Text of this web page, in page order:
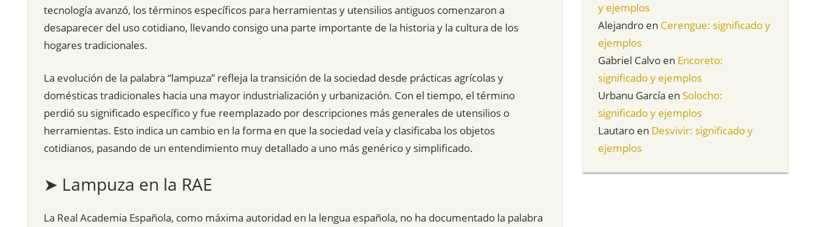
tecnología avanzó, los términos específicos para herramientas y utensilios antiguos comenzaron a
desaparecer del uso cotidiano, llevando consigo una parte importante de la historia y la cultura de los
hogares tradicionales.
La evolución de la palabra “lampuza” refleja la transición de la sociedad desde prácticas agrícolas y
domésticas tradicionales hacia una mayor industrialización y urbanización. Con el tiempo, el término
perdió su significado específico y fue reemplazado por descripciones más generales de utensilios o
herramientas. Esto indica un cambio en la forma en que la sociedad veía y clasificaba los objetos
cotidianos, pasando de un entendimiento muy detallado a uno más genérico y simplificado.
➤ Lampuza en la RAE
La Real Academia Española, como máxima autoridad en la lengua española, no ha documentado la palabra
y ejemplos
Alejandro en Cerengue: significado y
ejemplos
Gabriel Calvo en Encoreto:
significado y ejemplos
Urbanu García enSolocho:
significado y ejemplos
Lautaro en Desvivir: significado y
ejemplos